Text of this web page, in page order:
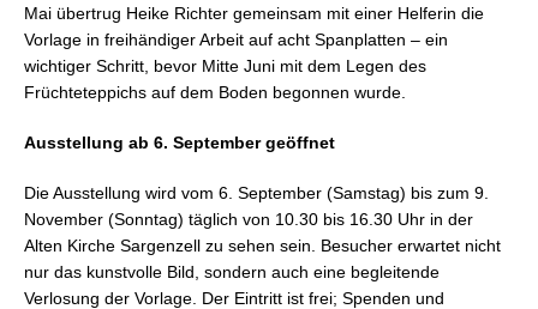
Mai übertrug Heike Richter gemeinsam mit einer Helferin die
Vorlage in freihändiger Arbeit auf acht Spanplatten – ein
wichtiger Schritt, bevor Mitte Juni mit dem Legen des
Früchteteppichs auf dem Boden begonnen wurde.
Ausstellung ab 6. September geöffnet
Die Ausstellung wird vom 6. September (Samstag) bis zum 9.
November (Sonntag) täglich von 10.30 bis 16.30 Uhr in der
Alten Kirche Sargenzell zu sehen sein. Besucher erwartet nicht
nur das kunstvolle Bild, sondern auch eine begleitende
Verlosung der Vorlage. Der Eintritt ist frei; Spenden und